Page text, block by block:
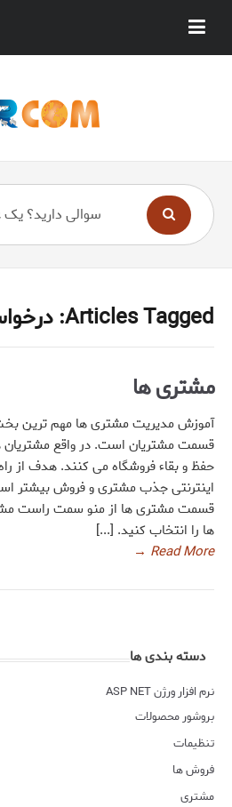
Articles Tagged: درخواست ها
مشتری ها
آموزش مدیریت مشتری ها مهم ترین
قسمت مشتریان است. در واقع
حفظ و بقاء فروشگاه می کنند. هدف از
اینترنتی جذب مشتری و فروش بیشتر
قسمت مشتری ها از منو سمت راست
ها را انتخاب کنید. [...]
Read More
→
دسته بندی ها
نرم افزار ورژن ASP NET
بروشور محصولات
تنظیمات
فروش ها
مشتری